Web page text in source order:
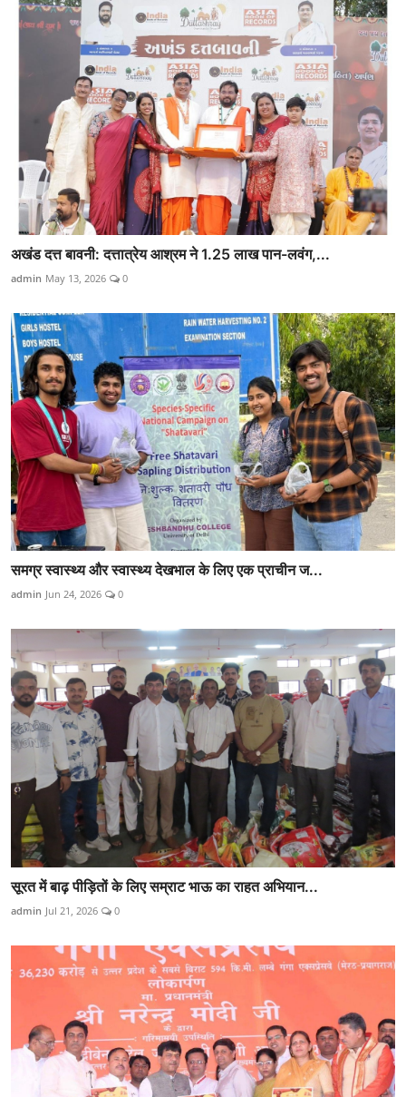
अखंड दत्त बावनी: दत्तात्रेय आश्रम ने 1.25 लाख पान-लवंग,...
admin May 13, 2026 0
समग्र स्वास्थ्य और स्वास्थ्य देखभाल के लिए एक प्राचीन ज...
admin Jun 24, 2026 0
सूरत में बाढ़ पीड़ितों के लिए सम्राट भाऊ का राहत अभियान...
admin Jul 21, 2026 0